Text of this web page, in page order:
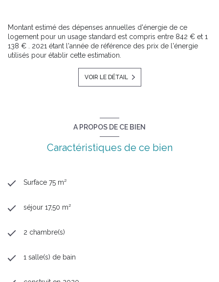
Montant estimé des dépenses annuelles d'énergie de ce
logement pour un usage standard est compris entre 842 € et 1
138 € . 2021 étant l'année de référence des prix de l'énergie
utilisés pour établir cette estimation.
VOIR LE DÉTAIL
A PROPOS DE CE BIEN
Caractéristiques de ce bien
Surface 75 m²
séjour 17,50 m²
2 chambre(s)
1 salle(s) de bain